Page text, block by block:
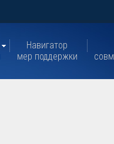
Навигатор
мер поддержки